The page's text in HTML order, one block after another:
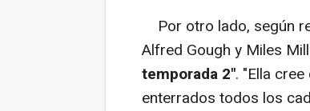
Por otro lado, según
Alfred Gough y Miles
temporada 2". "Ella
enterrados todos los